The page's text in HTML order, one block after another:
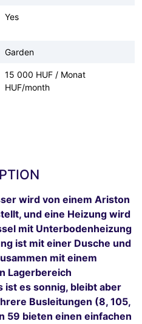
Yes
Garden
15 000 HUF / Monat
HUF/month
wird von einem Ariston
und eine Heizung wird
mit Unterbodenheizung
ist mit einer Dusche und
mit einem
Lagerbereich
ist es sonnig, bleibt aber
Busleitungen (8, 105,
59 bieten einen einfachen